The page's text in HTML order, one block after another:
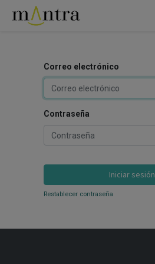
Correo electrónico
Contraseña
Iniciar sesión
Restablecer contraseña